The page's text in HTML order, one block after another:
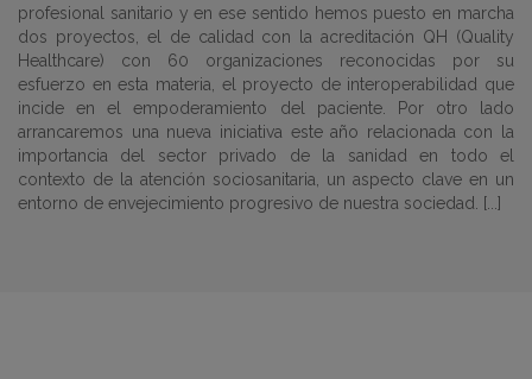
profesional sanitario y en ese sentido hemos puesto en marcha
dos proyectos, el de calidad con la acreditación QH (Quality
Healthcare) con 60 organizaciones reconocidas por su
esfuerzo en esta materia, el proyecto de interoperabilidad que
incide en el empoderamiento del paciente. Por otro lado
arrancaremos una nueva iniciativa este año relacionada con la
importancia del sector privado de la sanidad en todo el
contexto de la atención sociosanitaria, un aspecto clave en un
entorno de envejecimiento progresivo de nuestra sociedad. [...]